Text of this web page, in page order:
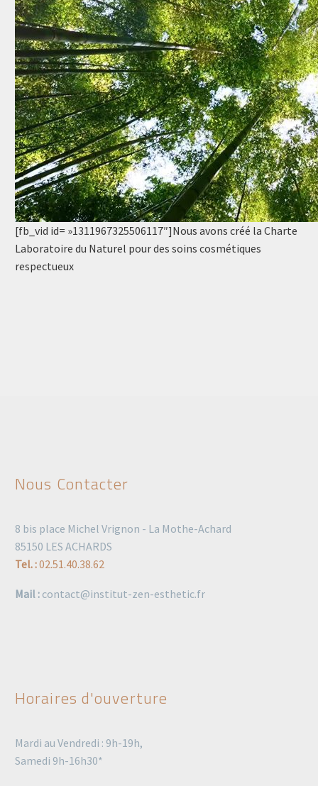
[fb_vid id= »1311967325506117″]Nous avons créé la Charte
Laboratoire du Naturel pour des soins cosmétiques
respectueux
Nous Contacter
8 bis place Michel Vrignon - La Mothe-Achard
85150 LES ACHARDS
Tel. :02.51.40.38.62
Mail : contact@institut-zen-esthetic.fr
Horaires d'ouverture
Mardi au Vendredi : 9h-19h,
Samedi 9h-16h30*